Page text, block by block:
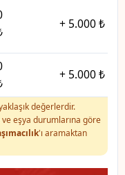
+ 5.000 ₺
+ 5.000 ₺
değerlerdir.
eşya durumlarına göre
'ı aramaktan